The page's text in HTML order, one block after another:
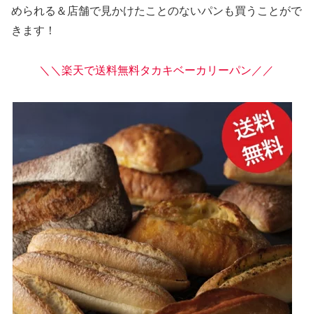
められる＆店舗で見かけたことのないパンも買うことがで
きます！
＼＼楽天で送料無料タカキベーカリーパン／／